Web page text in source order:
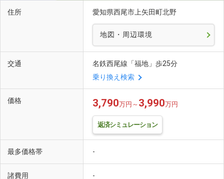
住所 愛知県西尾市上矢田町北野
地図・周辺環境
交通
名鉄西尾線「福地」歩25分
乗り換え検索
価格 3,790万円～ 3,990万円
返済シミュレーション
最多価格帯 -
諸費用 -